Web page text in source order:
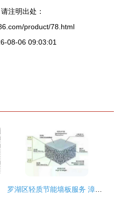
注明出处：
product/78.html
08-06 09:03:01